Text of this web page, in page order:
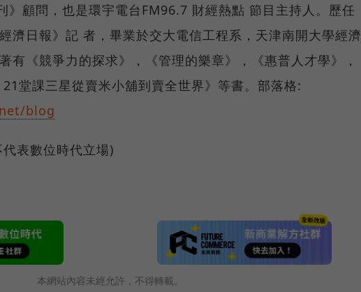
》顧問，也是環宇電台FM96.7 財經熱點 節目主持人。歷任
濟日報》記 者，畢業於交大電信工程系，天津南開大學經濟
有《競爭力的探求》，《管理的樂章》，《惠普人才學》，
21堂課三星從賣米小舖到賣全世界》等書。部落格:
blog
表數位時代立場)
本網站內容未經允許，不得轉載。